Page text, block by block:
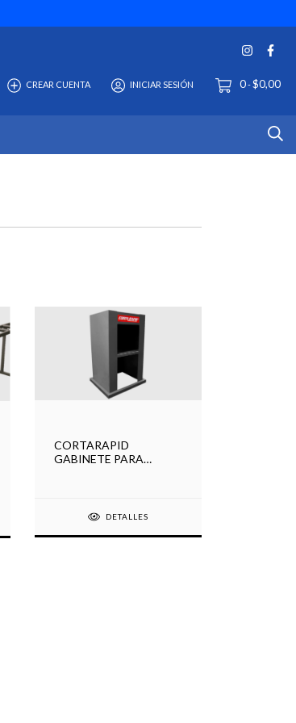
CREAR CUENTA INICIAR SESIÓN 0-$0,00
CORTARAPID
GABINETE PARA
DETALLES